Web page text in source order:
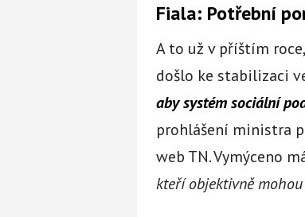
Fiala: Potřební
A to už v příštím
došlo ke stabilizaci
aby systém sociální
prohlášení ministra
web TN. Vymýceno
kteří objektivně mohou